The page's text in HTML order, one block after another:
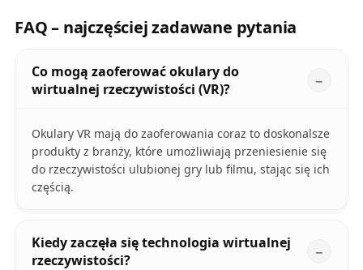
FAQ – najczęściej zadawane pytania
Co mogą zaoferować okulary do
wirtualnej rzeczywistości (VR)?
Okulary VR mają do zaoferowania coraz to doskonalsze
produkty z branży, które umożliwiają przeniesienie się
do rzeczywistości ulubionej gry lub filmu, stając się ich
częścią.
Kiedy zaczęła się technologia wirtualnej
rzeczywistości?